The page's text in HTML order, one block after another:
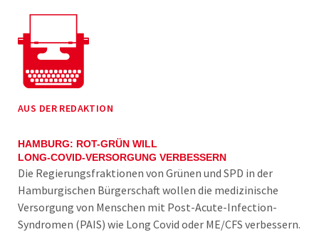
AUS DER REDAKTION
HAMBURG: ROT-GRÜN WILL
LONG-COVID-VERSORGUNG VERBESSERN
Die Regierungsfraktionen von Grünen und SPD in der
Hamburgischen Bürgerschaft wollen die medizinische
Versorgung von Menschen mit Post-Acute-Infection-
Syndromen (PAIS) wie Long Covid oder ME/CFS verbessern.